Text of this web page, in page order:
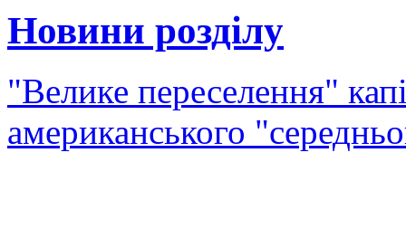
Новини розділу
"Велике переселення"
американського